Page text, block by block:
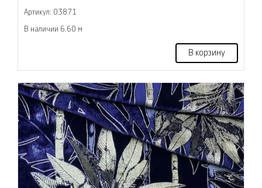
Артикул: 03871
В наличии 6.60 м
В корзину